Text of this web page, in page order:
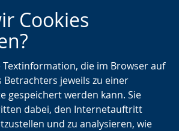
Zur
Hauptnavigation
Zur
Seitennavigation
Zum
Inhalt
Cookies
Textinformation, die im Browser auf
Betrachters jeweils zu einer
gespeichert werden kann. Sie
dabei, den Internetauftritt
und zu analysieren, wie